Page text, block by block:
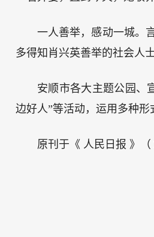
一人善举，感动一城。
多得知肖兴英善举的社会人
安顺市各大主题公园、
边好人”等活动，运用多种
原刊于《 人民日报 》